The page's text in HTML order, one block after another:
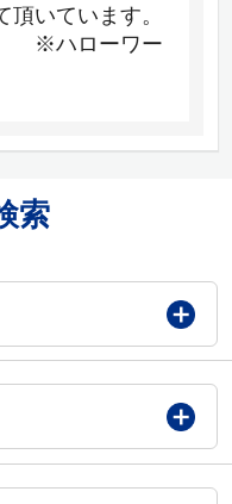
いています。
※ハローワー
索